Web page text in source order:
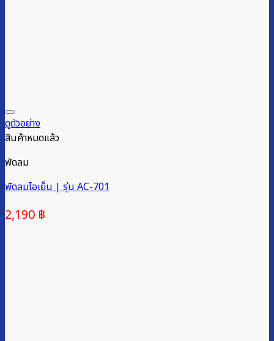
ดูตัวอย่าง
สินค้าหมดแล้ว
พัดลม
พัดลมไอเย็น | รุ่น AC-701
2,190 ฿